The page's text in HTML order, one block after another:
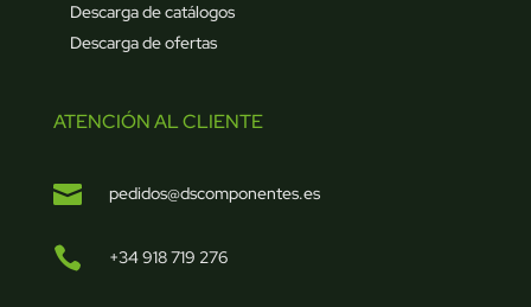
Descarga de catálogos
Descarga de ofertas
ATENCIÓN AL CLIENTE
 pedidos@dscomponentes.es
 +34 918 719 276